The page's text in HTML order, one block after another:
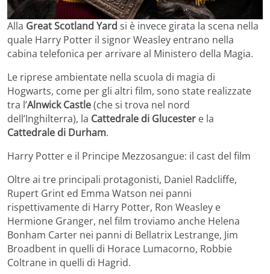
Alla Great Scotland Yard si è invece girata la scena nella
quale Harry Potter il signor Weasley entrano nella
cabina telefonica per arrivare al Ministero della Magia.
Le riprese ambientate nella scuola di magia di
Hogwarts, come per gli altri film, sono state realizzate
tra l’Alnwick Castle(che si trova nel nord
dell’Inghilterra), la Cattedrale di Glucester e la
Cattedrale di Durham.
Harry Potter e il Principe Mezzosangue: il cast del film
Oltre ai tre principali protagonisti, Daniel Radcliffe,
Rupert Grint ed Emma Watson nei panni
rispettivamente di Harry Potter, Ron Weasley e
Hermione Granger, nel film troviamo anche Helena
Bonham Carter nei panni di Bellatrix Lestrange, Jim
Broadbent in quelli di Horace Lumacorno, Robbie
Coltrane in quelli di Hagrid.